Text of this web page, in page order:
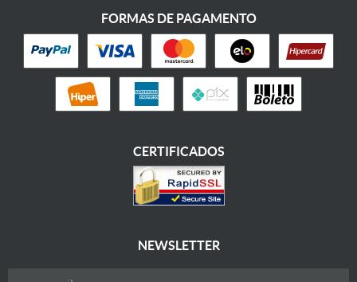
FORMAS DE PAGAMENTO
CERTIFICADOS
NEWSLETTER